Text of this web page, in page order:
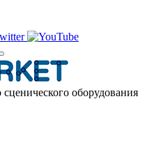
оборудования